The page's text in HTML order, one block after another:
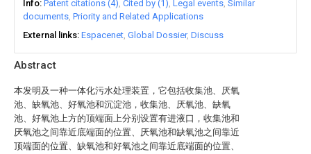
Abstract
本发明及一种一体化污水处理装置，它包括收集池、厌氧
池、缺氧池、好氧池和沉淀池，收集池、厌氧池、缺氧
池、好氧池上方的顶端面上分别设置有进液口，收集池和
厌氧池之间靠近底端面的位置、厌氧池和缺氧池之间靠近
顶端面的位置、缺氧池和好氧池之间靠近底端面的位置、
Info Patent citations (4) Cited by (1) Legal events Similar
documents Priority and Related Applications
External links Espacenet Global Dossier Discuss